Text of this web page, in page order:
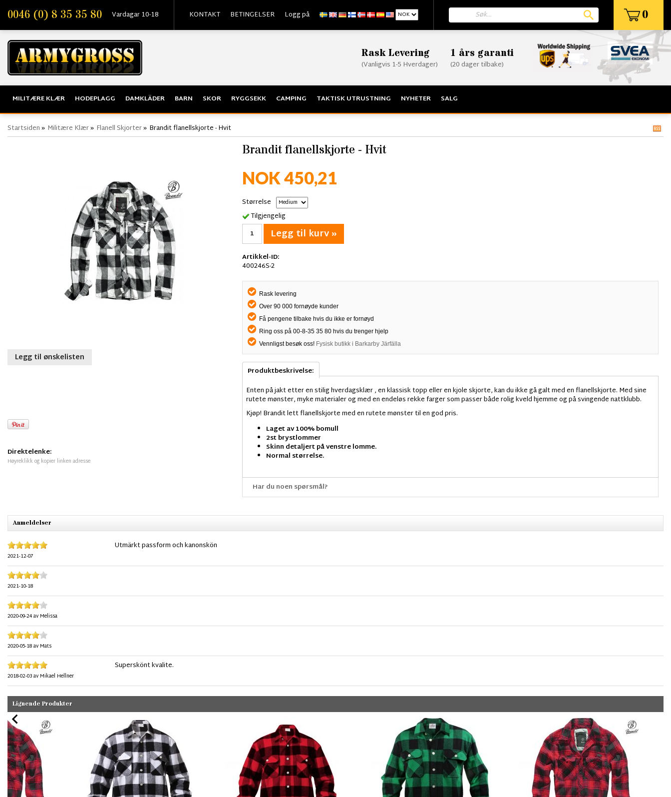
0046 (0) 8 35 35 80 Vardagar 10-18 KONTAKT BETINGELSER Logg på 0
Rask Levering
(Vanligvis 1-5 Hverdager)
1 års garanti
(20 dager tilbake)
MILITÆRE KLÆR HODEPLAGG DAMKLÄDER BARN SKOR RYGGSEKK CAMPING TAKTISK UTRUSTNING NYHETER SALG
Startsiden» Militære Klær» Flanell Skjorter» Brandit flanellskjorte - Hvit
Legg til ønskelisten
Direktelenke:
Høyreklikk og kopier linken adresse
Brandit flanellskjorte - Hvit
NOK 450,21
Størrelse
Tilgjengelig
Legg til kurv »
Artikkel-ID:
400246S-2
Rask levering
Over 90 000 fornøyde kunder
Få pengene tilbake hvis du ikke er fornøyd
Ring oss på 00-8-35 35 80 hvis du trenger hjelp
Vennligst besøk oss! Fysisk butikk i Barkarby Järfälla
Produktbeskrivelse:
Enten på jakt etter en stilig hverdagsklær , en klassisk topp eller en kjole skjorte, kan du ikke gå galt med en flanellskjorte. Med sine
rutete mønster, myke materialer og med en endeløs rekke farger som passer både rolig kveld hjemme og på svingende nattklubb.
Kjøp! Brandit lett flanellskjorte med en rutete mønster til en god pris.
Laget av 100% bomull
2st brystlommer
Skinn detaljert på venstre lomme.
Normal størrelse.
Har du noen spørsmål?
Anmeldelser
2021-12-07
Utmärkt passform och kanonskön
2021-10-18
2020-09-24av Melissa
2020-05-18av Mats
2018-02-03av Mikael Hellner
Superskönt kvalite.
Lignende Produkter